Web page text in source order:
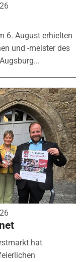
6. August erhielten
und -meister des
hat